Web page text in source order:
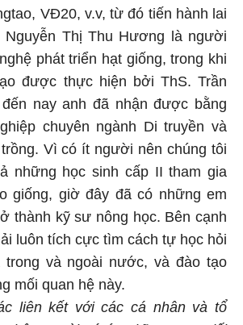
VĐ20, v.v, từ đó tiến hành lai
Nguyễn Thị Thu Hương là người
phát triển hạt giống, trong khi
được thực hiện bởi ThS. Trần
nay anh đã nhận được bằng
chuyên ngành Di truyền và
Vì có ít người nên chúng tôi
những học sinh cấp II tham gia
giống, giờ đây đã có những em
thành kỹ sư nông học. Bên cạnh
luôn tích cực tìm cách tự học hỏi
trong và ngoài nước, và đào tạo
mối quan hệ này.
liên kết với các cá nhân và tổ